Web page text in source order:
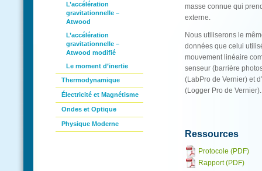
masse connue qui
externe.
Nous utiliserons le
données que celui
mouvement linéaire
senseur (barrière
(LabPro de Vernier) et
(Logger Pro de Vernier).
Ressources
Protocole (PDF)
Rapport (PDF)
L’accélération
gravitationnelle –
Atwood
L’accélération
gravitationnelle –
Atwood modifié
Le moment d’inertie
Thermodynamique
Électricité et Magnétisme
Ondes et Optique
Physique Moderne